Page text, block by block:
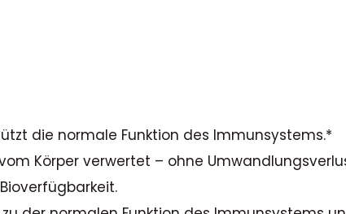
die normale Funktion des Immunsystems.*
Körper verwertet – ohne